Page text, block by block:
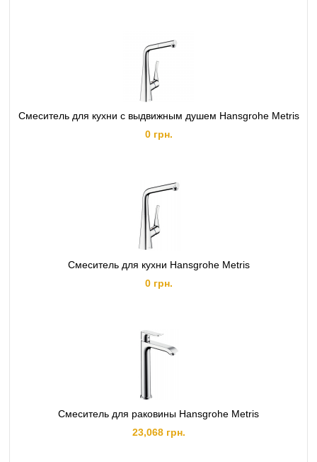
Смеситель для кухни с выдвижным душем Hansgrohe Metris
0 грн.
Смеситель для кухни Hansgrohe Metris
0 грн.
Смеситель для раковины Hansgrohe Metris
23,068 грн.